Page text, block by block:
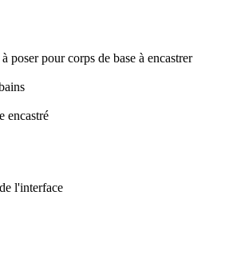
poser pour corps de base à encastrer
encastré
l'interface